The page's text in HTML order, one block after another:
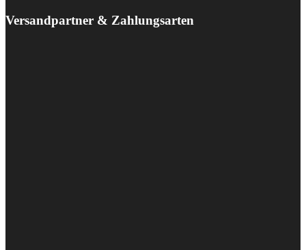
Versandpartner & Zahlungsarten